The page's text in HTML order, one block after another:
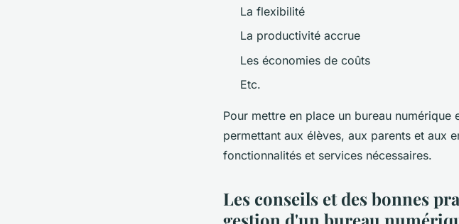
La flexibilité
La productivité accrue
Les économies de coûts
Etc.
Pour mettre en place un bureau
permettant aux élèves, aux parents et aux
fonctionnalités et services nécessaires.
Les conseils et des bonnes